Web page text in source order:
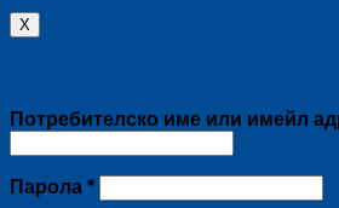
X
Потребителско име или имейл
Парола *Задължително